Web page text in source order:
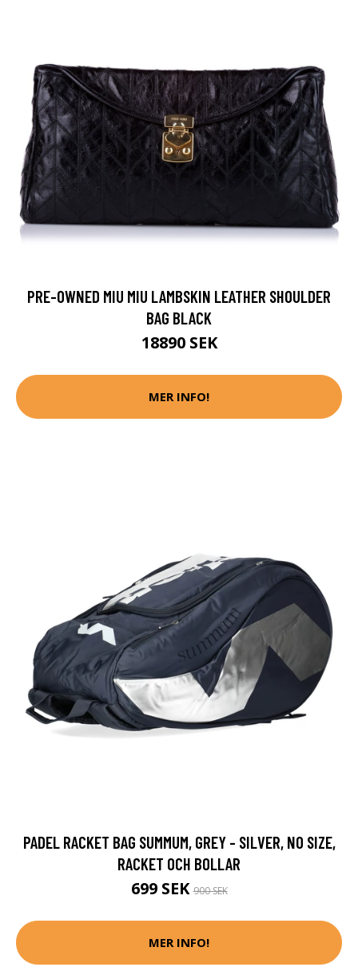
PRE-OWNED MIU MIU LAMBSKIN LEATHER SHOULDER
BAG BLACK
18890 SEK
MER INFO!
PADEL RACKET BAG SUMMUM, GREY - SILVER, NO SIZE,
RACKET OCH BOLLAR
699 SEK900 SEK
MER INFO!